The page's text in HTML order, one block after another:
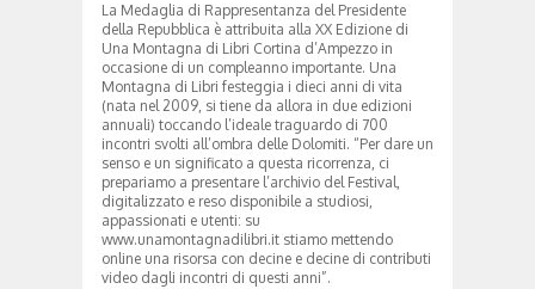
La Medaglia di Rappresentanza del Presidente
della Repubblica è attribuita alla XX Edizione di
Una Montagna di Libri Cortina d’Ampezzo in
occasione di un compleanno importante. Una
Montagna di Libri festeggia i dieci anni di vita
(nata nel 2009, si tiene da allora in due edizioni
annuali) toccando l’ideale traguardo di 700
incontri svolti all’ombra delle Dolomiti. “Per dare un
senso e un significato a questa ricorrenza, ci
prepariamo a presentare l’archivio del Festival,
digitalizzato e reso disponibile a studiosi,
appassionati e utenti: su
www.unamontagnadilibri.it stiamo mettendo
online una risorsa con decine e decine di contributi
video dagli incontri di questi anni”.